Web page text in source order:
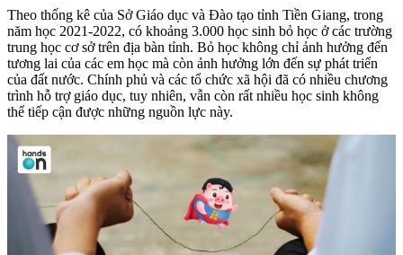
Theo thống kê của Sở Giáo dục và Đào tạo tỉnh Tiền Giang, trong
năm học 2021-2022, có khoảng 3.000 học sinh bỏ học ở các trường
trung học cơ sở trên địa bàn tỉnh. Bỏ học không chỉ ảnh hưởng đến
tương lai của các em học mà còn ảnh hưởng lớn đến sự phát triển
của đất nước. Chính phủ và các tổ chức xã hội đã có nhiều chương
trình hỗ trợ giáo dục, tuy nhiên, vẫn còn rất nhiều học sinh không
thể tiếp cận được những nguồn lực này.